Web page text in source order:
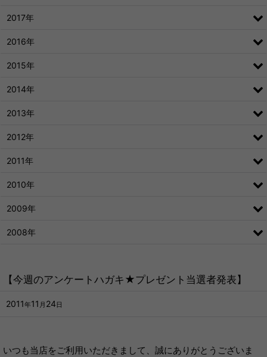
【今週のアンケートハガキ★プレゼント当選者発表】
2011年11 月 24 日
いつも当店をご利用いただきまして、誠にありがとうございま
2017年
2016年
2015年
2014年
2013年
2012年
2011年
2010年
2009年
2008年